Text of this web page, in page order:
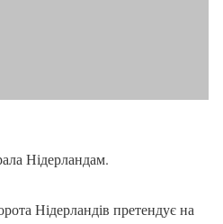
Нідерландам.
Нідерландів претендує на